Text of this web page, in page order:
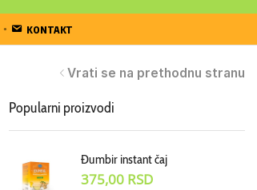
KONTAKT
Vrati se na prethodnu stranu
Popularni proizvodi
Đumbir instant čaj
375,00 RSD